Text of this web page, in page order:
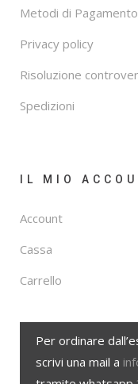
Metodi di Pagamento
Privacy policy
Risoluzione
Spedizioni
IL MIO
Account
Cassa
Carrello
Per ordinare
scrivi una mail a